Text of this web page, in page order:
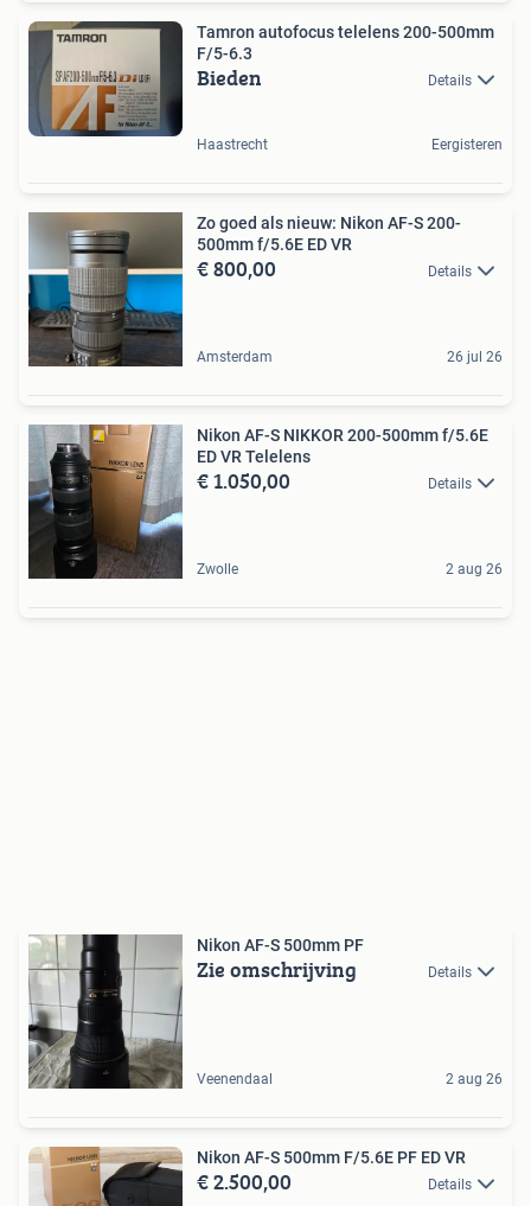
Tamron autofocus telelens 200-500mm
F/5-6.3
Bieden Details
Haastrecht Eergisteren
Zo goed als nieuw: Nikon AF-S 200-
500mm f/5.6E ED VR
€ 800,00 Details
Amsterdam 26 jul 26
Nikon AF-S NIKKOR 200-500mm f/5.6E
ED VR Telelens
€ 1.050,00 Details
Zwolle 2 aug 26
Nikon AF-S 500mm PF
Zie omschrijving Details
Veenendaal 2 aug 26
Nikon AF-S 500mm F/5.6E PF ED VR
€ 2.500,00 Details